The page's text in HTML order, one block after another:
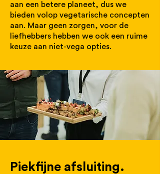
aan een betere planeet, dus we
bieden volop vegetarische concepten
aan. Maar geen zorgen, voor de
liefhebbers hebben we ook een ruime
keuze aan niet-vega opties.
Piekfijne afsluiting.